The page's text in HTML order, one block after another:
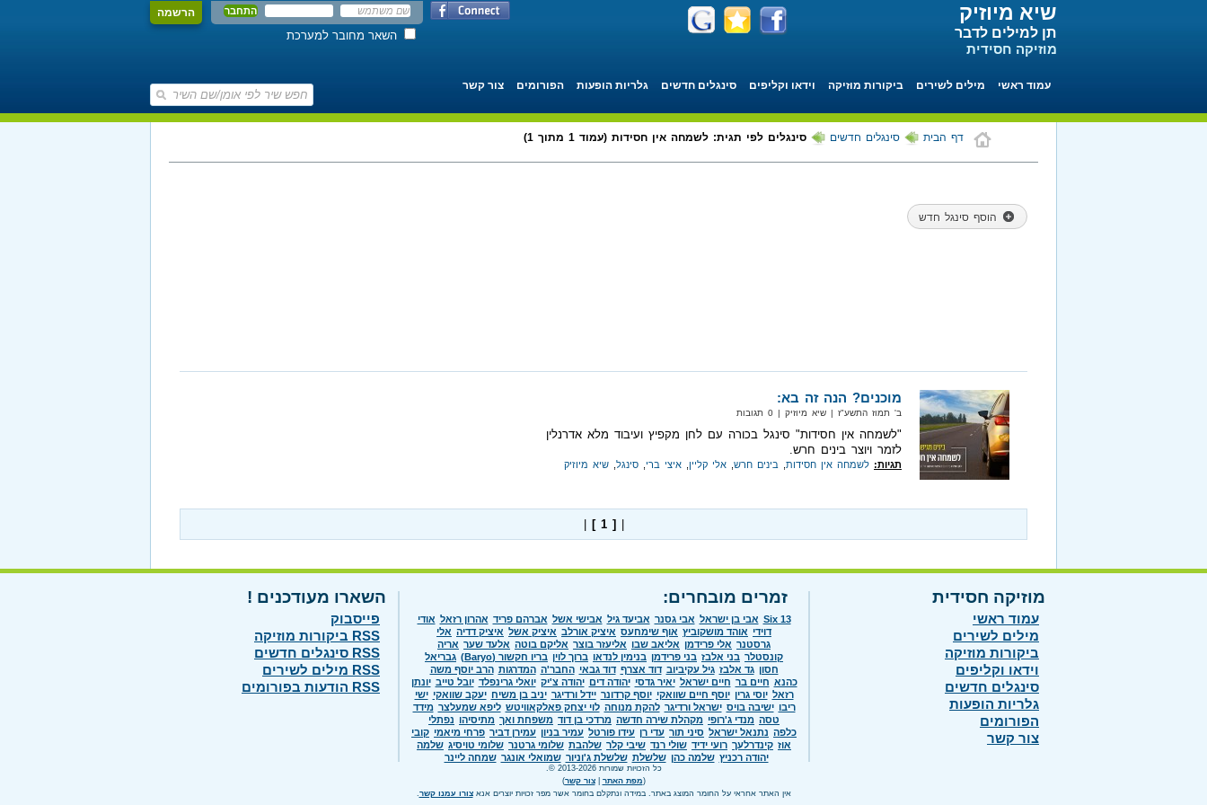
הרשמה
השאר מחובר למערכת
שיא מיוזיק
תן למילים לדבר
מוזיקה חסידית
עמוד ראשי מילים לשירים ביקורות מוזיקה וידאו וקליפים סינגלים חדשים גלריות הופעות הפורומים צור קשר
דף הבית סינגלים חדשים סינגלים לפי תגית: לשמחה אין חסידות (עמוד 1 מתוך 1)
הוסף סינגל חדש
מוכנים? הנה זה בא:
ב' תמוז התשע"ז‏ | שיא מיוזיק‏ | 0 תגובות
"לשמחה אין חסידות" סינגל בכורה עם לחן מקפיץ ועיבוד מלא אדרנלין
לזמר ויוצר בינים חרש.
תגיות: לשמחה אין חסידות בינים חרש אלי קליין איצי ברי סינגל שיא מיוזיק
[ 1 ]
מוזיקה חסידית
עמוד ראשי
מילים לשירים
ביקורות מוזיקה
וידאו וקליפים
סינגלים חדשים
גלריות הופעות
הפורומים
צור קשר
זמרים מובחרים:
Six 13 אבי בן ישראל אבי גסנר אביעד גיל אבישי אשל אברהם פריד אהרון רזאל אודי
דוידי אוהד מושקוביץ אוף שימחעס איציק אורלב איציק אשל איציק דדיה אלי
גרסטנר אלי פרידמן אליאב שבו אליעזר בוצר אליקם בוטה אלעד שער אריה
קונסטלר בני אלבז בני פרידמן בנימין לנדאו ברוך לוין בריו חקשור (Baryo)
גבריאל
חסון גד אלבז גיל עקיביוב דוד אצרף דוד גבאי החבר'ה המדרגות הרב יוסף משה
כהנא חיים בר חיים ישראל יאיר גדסי יהודה דים יהודה צ'יק יואלי גרינפלד יובל טייב יונתן
רזאל יוסי גרין יוסף חיים שוואקי יוסף קרדונר יידל ורדיגר יניב בן משיח יעקב שוואקי ישי
ריבו ישיבה בויס ישראל ורדיגר להקת מנוחה לוי יצחק פאלקאוויטש ליפא שמעלצר מידד
טסה מנדי ג'רופי מקהלת שירה חדשה מרדכי בן דוד משפחת ואך מתיסיהו נפתלי
כלפה נתנאל ישראל סיני תור עדי רן עידו פורטל עמיר בניון עמירן דביר פרחי מיאמי קובי
אוז קינדרלעך רועי ידיד שולי רנד שיבי קלר שלהבת שלומי גרטנר שלומי טויסיג שלמה
יהודה רכניץ שלמה כהן שלשלת שלשלת ג'וניור שמואלי אונגר שמחה ליינר
השארו מעודכנים !
פייסבוק
RSS ביקורות מוזיקה
RSS סינגלים חדשים
RSS מילים לשירים
RSS הודעות בפורומים
כל הזכויות שמורות 2013-2026 ©.
(מפת האתר |צור קשר)
אין האתר אחראי על החומר המוצג באתר. במידה ונתקלם בחומר אשר מפר זכויות יוצרים אנאצורו עמנו קשר.